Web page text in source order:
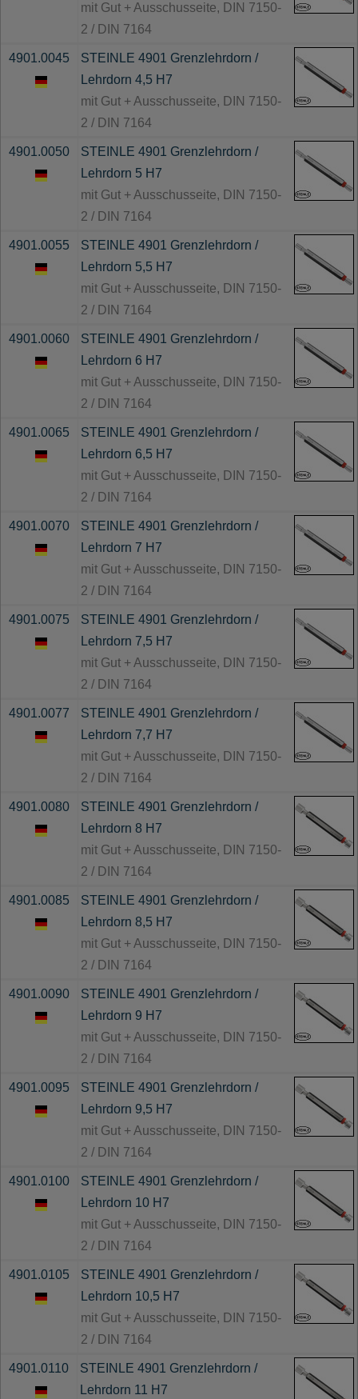
mit Gut + Ausschusseite, DIN 7150-
2 / DIN 7164
4901.0045
STEINLE 4901 Grenzlehrdorn /
Lehrdorn 4,5 H7
mit Gut + Ausschusseite, DIN 7150-
2 / DIN 7164
4901.0050
STEINLE 4901 Grenzlehrdorn /
Lehrdorn 5 H7
mit Gut + Ausschusseite, DIN 7150-
2 / DIN 7164
4901.0055
STEINLE 4901 Grenzlehrdorn /
Lehrdorn 5,5 H7
mit Gut + Ausschusseite, DIN 7150-
2 / DIN 7164
4901.0060
STEINLE 4901 Grenzlehrdorn /
Lehrdorn 6 H7
mit Gut + Ausschusseite, DIN 7150-
2 / DIN 7164
4901.0065
STEINLE 4901 Grenzlehrdorn /
Lehrdorn 6,5 H7
mit Gut + Ausschusseite, DIN 7150-
2 / DIN 7164
4901.0070
STEINLE 4901 Grenzlehrdorn /
Lehrdorn 7 H7
mit Gut + Ausschusseite, DIN 7150-
2 / DIN 7164
4901.0075
STEINLE 4901 Grenzlehrdorn /
Lehrdorn 7,5 H7
mit Gut + Ausschusseite, DIN 7150-
2 / DIN 7164
4901.0077
STEINLE 4901 Grenzlehrdorn /
Lehrdorn 7,7 H7
mit Gut + Ausschusseite, DIN 7150-
2 / DIN 7164
4901.0080
STEINLE 4901 Grenzlehrdorn /
Lehrdorn 8 H7
mit Gut + Ausschusseite, DIN 7150-
2 / DIN 7164
4901.0085
STEINLE 4901 Grenzlehrdorn /
Lehrdorn 8,5 H7
mit Gut + Ausschusseite, DIN 7150-
2 / DIN 7164
4901.0090
STEINLE 4901 Grenzlehrdorn /
Lehrdorn 9 H7
mit Gut + Ausschusseite, DIN 7150-
2 / DIN 7164
4901.0095
STEINLE 4901 Grenzlehrdorn /
Lehrdorn 9,5 H7
mit Gut + Ausschusseite, DIN 7150-
2 / DIN 7164
4901.0100
STEINLE 4901 Grenzlehrdorn /
Lehrdorn 10 H7
mit Gut + Ausschusseite, DIN 7150-
2 / DIN 7164
4901.0105
STEINLE 4901 Grenzlehrdorn /
Lehrdorn 10,5 H7
mit Gut + Ausschusseite, DIN 7150-
2 / DIN 7164
4901.0110
STEINLE 4901 Grenzlehrdorn /
Lehrdorn 11 H7